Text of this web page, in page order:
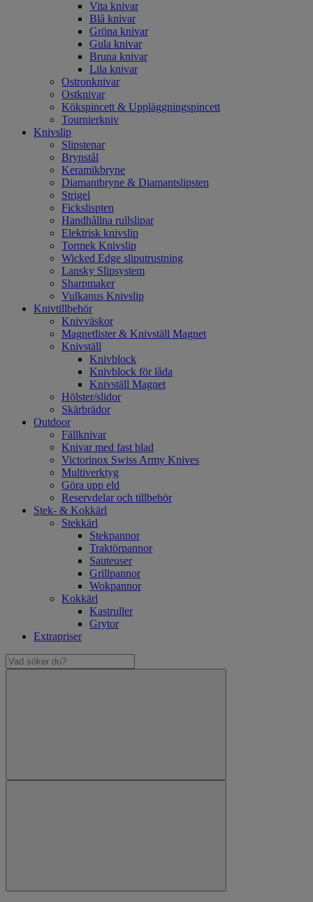
Vita knivar
Blå knivar
Gröna knivar
Gula knivar
Bruna knivar
Lila knivar
Ostronknivar
Ostknivar
Kökspincett & Uppläggningspincett
Tournierkniv
Knivslip
Slipstenar
Brynstål
Keramikbryne
Diamantbryne & Diamantslipsten
Strigel
Fickslispten
Handhållna rullslipar
Elektrisk knivslip
Tormek Knivslip
Wicked Edge sliputrustning
Lansky Slipsystem
Sharpmaker
Vulkanus Knivslip
Knivtillbehör
Knivväskor
Magnetlister & Knivställ Magnet
Knivställ
Knivblock
Knivblock för låda
Knivställ Magnet
Hölster/slidor
Skärbrädor
Outdoor
Fällknivar
Knivar med fast blad
Victorinox Swiss Army Knives
Multiverktyg
Göra upp eld
Reservdelar och tillbehör
Stek- & Kokkärl
Stekkärl
Stekpannor
Traktörpannor
Sauteuser
Grillpannor
Wokpannor
Kokkärl
Kastruller
Grytor
Extrapriser